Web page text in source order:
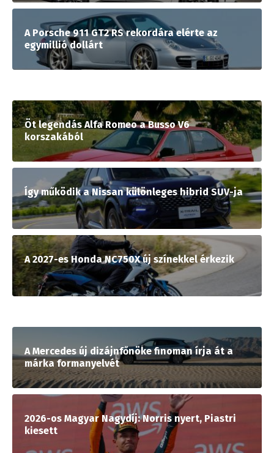
A Porsche 911 GT2 RS rekordára elérte az
egymillió dollárt
Öt legendás Alfa Romeo a Busso V6
korszakából
Így működik a Nissan különleges hibrid SUV-ja
A 2027-es Honda NC750X új színekkel érkezik
A Mercedes új dizájnfőnöke finoman írja át a
márka formanyelvét
2026-os Magyar Nagydíj: Norris nyert, Piastri
kiesett